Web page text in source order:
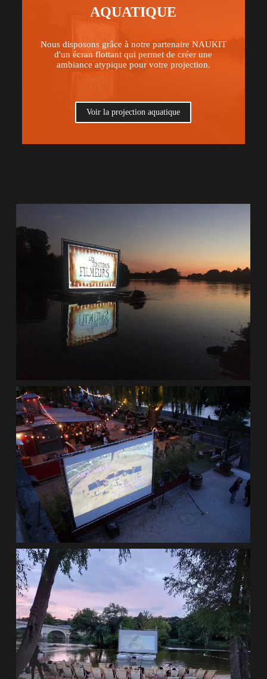
AQUATIQUE
Nous disposons grâce à notre partenaire NAUKIT
d'un écran flottant qui permet de créer une
ambiance atypique pour votre projection.
Voir la projection aquatique